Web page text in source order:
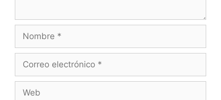
electrónico